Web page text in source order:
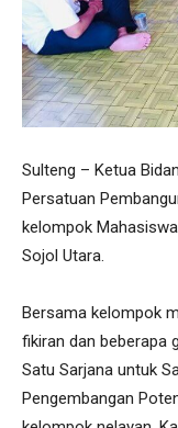
Sulteng – Ketua
Persatuan
kelompok
Sojol Utara.
Bersama kelompok
fikiran dan beberapa
Satu Sarjana untuk
Pengembangan